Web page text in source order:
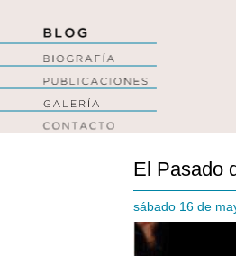
El Pasado
sábado 16 de